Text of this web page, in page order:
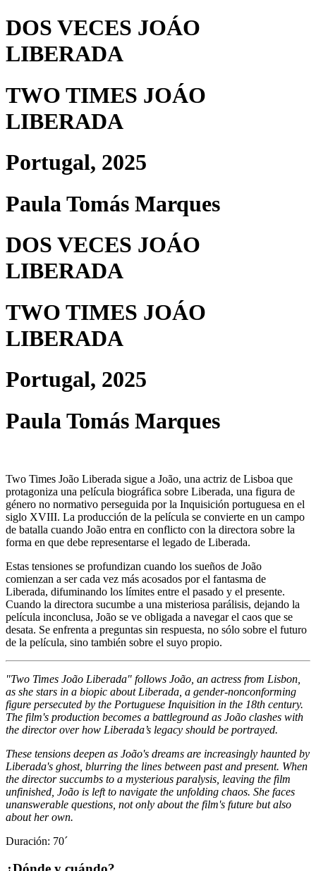
DOS VECES JOÁO
LIBERADA
TWO TIMES JOÁO
LIBERADA
Portugal, 2025
Paula Tomás Marques
DOS VECES JOÁO
LIBERADA
TWO TIMES JOÁO
LIBERADA
Portugal, 2025
Paula Tomás Marques
Two Times João Liberada sigue a João, una actriz de Lisboa que
protagoniza una película biográfica sobre Liberada, una figura de
género no normativo perseguida por la Inquisición portuguesa en el
siglo XVIII. La producción de la película se convierte en un campo
de batalla cuando João entra en conflicto con la directora sobre la
forma en que debe representarse el legado de Liberada.
Estas tensiones se profundizan cuando los sueños de João
comienzan a ser cada vez más acosados por el fantasma de
Liberada, difuminando los límites entre el pasado y el presente.
Cuando la directora sucumbe a una misteriosa parálisis, dejando la
película inconclusa, João se ve obligada a navegar el caos que se
desata. Se enfrenta a preguntas sin respuesta, no sólo sobre el futuro
de la película, sino también sobre el suyo propio.
"Two Times João Liberada" follows João, an actress from Lisbon,
as she stars in a biopic about Liberada, a gender-nonconforming
figure persecuted by the Portuguese Inquisition in the 18th century.
The film's production becomes a battleground as João clashes with
the director over how Liberada’s legacy should be portrayed.
These tensions deepen as João's dreams are increasingly haunted by
Liberada's ghost, blurring the lines between past and present. When
the director succumbs to a mysterious paralysis, leaving the film
unfinished, João is left to navigate the unfolding chaos. She faces
unanswerable questions, not only about the film's future but also
about her own.
Duración: 70´